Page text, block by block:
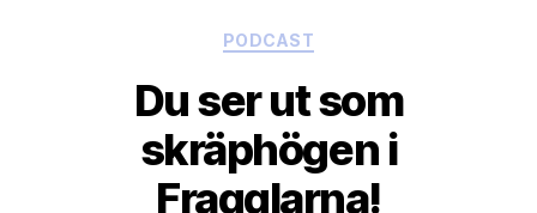
berör
Kategorier
PODCAST
Du ser ut som
skräphögen i
Fragglarna!